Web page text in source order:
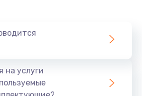
Заказать
600 руб.
Заказать
на услуги